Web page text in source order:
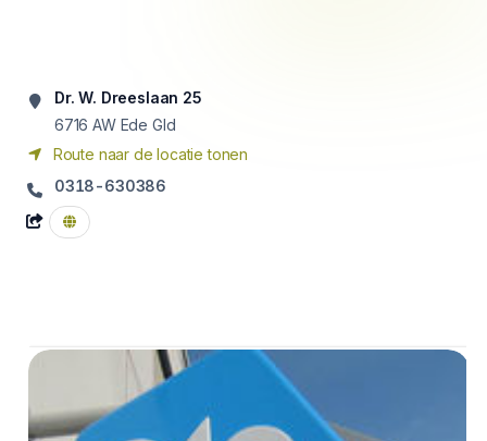
Dr. W. Dreeslaan 25
6716 AW Ede Gld
Route naar de locatie tonen
0318-630386